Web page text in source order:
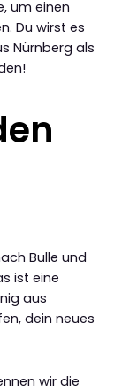
um einen
Du wirst es
Nürnberg als
Bulle und
ist eine
aus
dein neues
wir die